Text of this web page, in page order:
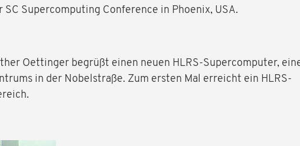
SC Supercomputing Conference in Phoenix, USA.
Oettinger begrüßt einen neuen HLRS-Supercomputer,
in der Nobelstraße. Zum ersten Mal erreicht ein HLRS-